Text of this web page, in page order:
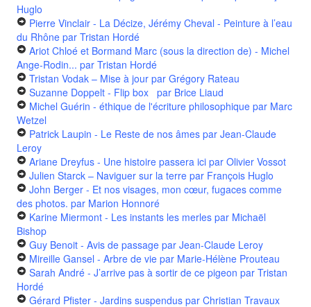
Huglo
Pierre Vinclair - La Décize, Jérémy Cheval - Peinture à l’eau
du Rhône par Tristan Hordé
Ariot Chloé et Bormand Marc (sous la direction de) - Michel
Ange-Rodin... par Tristan Hordé
Tristan Vodak – Mise à jour par Grégory Rateau
Suzanne Doppelt - Flip box par Brice Liaud
Michel Guérin - éthique de l'écriture philosophique par Marc
Wetzel
Patrick Laupin - Le Reste de nos âmes par Jean-Claude
Leroy
Ariane Dreyfus - Une histoire passera ici par Olivier Vossot
Julien Starck – Naviguer sur la terre par François Huglo
John Berger - Et nos visages, mon cœur, fugaces comme
des photos. par Marion Honnoré
Karine Miermont - Les instants les merles par Michaël
Bishop
Guy Benoit - Avis de passage par Jean-Claude Leroy
Mireille Gansel - Arbre de vie par Marie-Hélène Prouteau
Sarah André - J’arrive pas à sortir de ce pigeon par Tristan
Hordé
Gérard Pfister - Jardins suspendus par Christian Travaux